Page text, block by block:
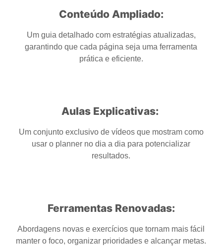
Conteúdo Ampliado:
Um guia detalhado com estratégias atualizadas,
garantindo que cada página seja uma ferramenta
prática e eficiente.
Aulas Explicativas:
Um conjunto exclusivo de vídeos que mostram como
usar o planner no dia a dia para potencializar
resultados.
Ferramentas Renovadas:
Abordagens novas e exercícios que tornam mais fácil
manter o foco, organizar prioridades e alcançar metas.